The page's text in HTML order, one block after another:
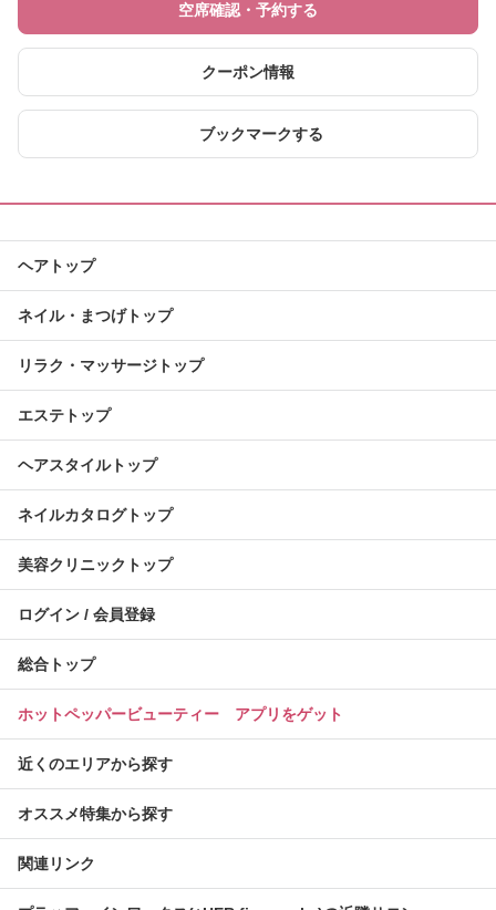
空席確認・予約する
クーポン情報
ブックマークする
ヘアトップ
ネイル・まつげトップ
リラク・マッサージトップ
エステトップ
ヘアスタイルトップ
ネイルカタログトップ
美容クリニックトップ
ログイン / 会員登録
総合トップ
ホットペッパービューティー アプリをゲット
近くのエリアから探す
オススメ特集から探す
関連リンク